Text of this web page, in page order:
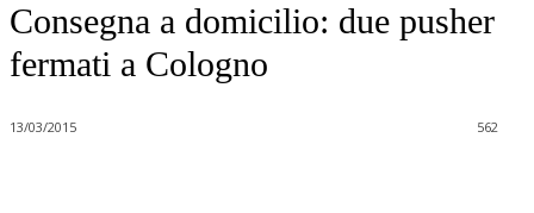
Consegna a domicilio: due pusher
fermati a Cologno
13/03/2015 562